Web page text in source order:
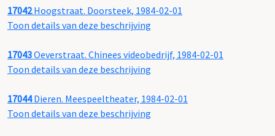
17042Hoogstraat. Doorsteek, 1984-02-01
Toon details van deze beschrijving
17043Oeverstraat. Chinees videobedrijf, 1984-02-01
Toon details van deze beschrijving
17044Dieren. Meespeeltheater, 1984-02-01
Toon details van deze beschrijving